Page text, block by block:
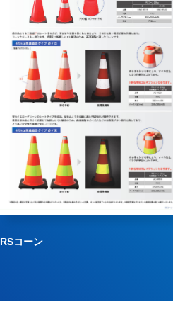
エココーン／内照コーン／ジャンボコー